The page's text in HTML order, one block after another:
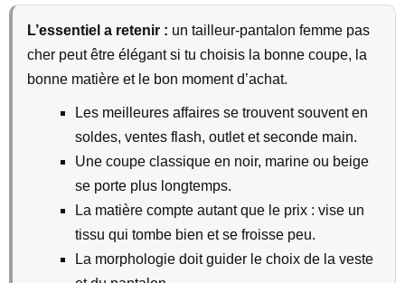
L’essentiel a retenir : un tailleur-pantalon femme pas
cher peut être élégant si tu choisis la bonne coupe, la
bonne matière et le bon moment d’achat.
Les meilleures affaires se trouvent souvent en
soldes, ventes flash, outlet et seconde main.
Une coupe classique en noir, marine ou beige
se porte plus longtemps.
La matière compte autant que le prix : vise un
tissu qui tombe bien et se froisse peu.
La morphologie doit guider le choix de la veste